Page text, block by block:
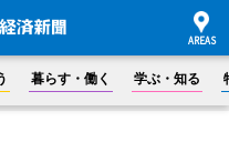
暮らす・働く 学ぶ・知る